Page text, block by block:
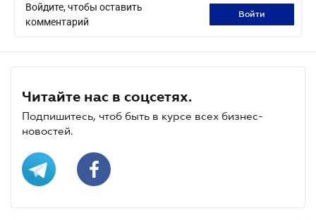
Войдите, чтобы оставить
комментарий
войти
Читайте нас в соцсетях.
Подпишитесь, чтоб быть в курсе всех бизнес-
новостей.